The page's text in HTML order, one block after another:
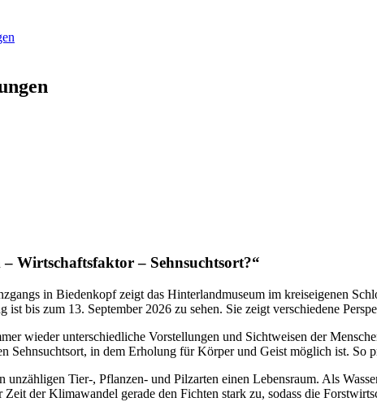
Wirtschaftsfaktor – Sehnsuchtsort?“
in Biedenkopf zeigt das Hinterlandmuseum im kreiseigenen
ist bis zum 13. September 2026 zu sehen. Sie zeigt verschiedene
wieder unterschiedliche Vorstellungen und Sichtweisen der
Sehnsuchtsort, in dem Erholung für Körper und Geist möglich ist.
unzähligen Tier-, Pflanzen- und Pilzarten einen Lebensraum. Als
Zeit der Klimawandel gerade den Fichten stark zu, sodass die